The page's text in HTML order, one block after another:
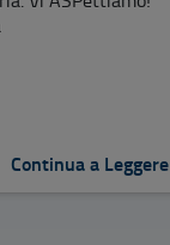
Continua a Leggere